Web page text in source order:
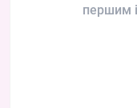
першим